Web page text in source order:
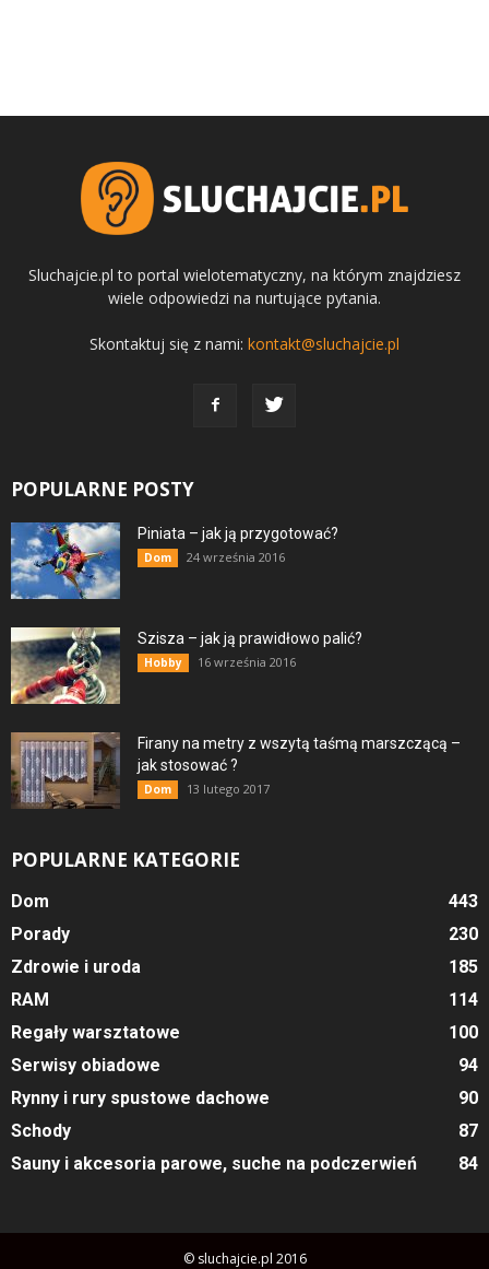
Sluchajcie.pl to portal wielotematyczny, na którym znajdziesz
wiele odpowiedzi na nurtujące pytania.
Skontaktuj się z nami: kontakt@sluchajcie.pl
POPULARNE POSTY
Piniata – jak ją przygotować?
Dom 24 września 2016
Szisza – jak ją prawidłowo palić?
Hobby 16 września 2016
Firany na metry z wszytą taśmą marszczącą –
jak stosować ?
Dom 13 lutego 2017
POPULARNE KATEGORIE
Dom
443
Porady
230
Zdrowie i uroda
185
RAM
114
Regały warsztatowe
100
Serwisy obiadowe
94
Rynny i rury spustowe dachowe
90
Schody
87
Sauny i akcesoria parowe, suche na podczerwień
84
© sluchajcie.pl 2016